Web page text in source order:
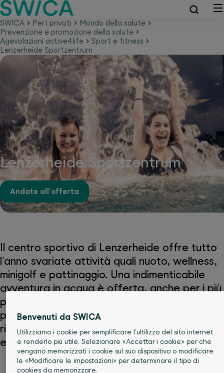
SWICA Per i privati
Mondo della salute
Prevenzione e promozione della salute
Agevolazioni active4life
Sport e fitness
Lenzerheide Sportzentrum
Lenzerheide Sportzentrum
Andate all’offerta
Il centro sportivo di Lenzerheide offre tutto
l'anno svariate attività quali nuoto, wellness,
minigolf e pattinaggio. Una indimenticabile
avventura in acqua è offerta, anche per i più
piccoli, dalla piscina wellness H2Lai, ideale
per tutta la famiglia. I clienti di SWICA
ricevono il 10-25% di sconto sulle singole
entrate di Lenzerheide Sportzentrum.
Benvenuti da SWICA
Utilizziamo i cookie per semplificare l’ultilizzo del sito internet
e renderlo più utile. Selezionare «Accettar i cookie» per che
vengano memorizzati i cookie sul suo dispositivo o modificare
le «Modificare le impostazioni» per determinare il tipo di
cookies da memorizzare.